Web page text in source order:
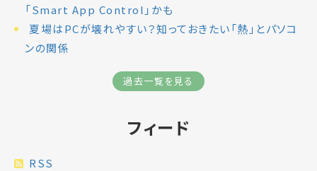
「Smart App Control」かも
夏場はPCが壊れやすい？知っておきたい「熱」とパソコ
ンの関係
過去一覧を見る
フィード
RSS